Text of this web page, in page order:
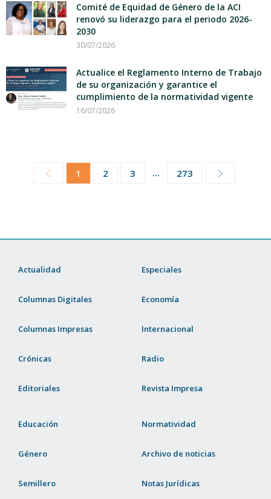
Comité de Equidad de Género de la ACI
renovó su liderazgo para el periodo 2026-
2030
30/07/2026
Actualice el Reglamento Interno de Trabajo
de su organización y garantice el
cumplimiento de la normatividad vigente
16/07/2026
1 2 3 ... 273
Actualidad
Columnas Digitales
Columnas Impresas
Crónicas
Editoriales
Especiales
Economía
Internacional
Radio
Revista Impresa
Educación
Género
Semillero
Normatividad
Archivo de noticias
Notas Jurídicas